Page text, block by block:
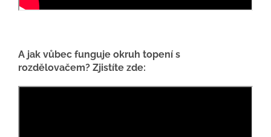
A jak vůbec funguje okruh topení s
rozdělovačem? Zjistíte zde: